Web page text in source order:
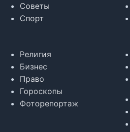
Советы
Спорт
Религия
Бизнес
Право
Гороскопы
Фоторепортаж